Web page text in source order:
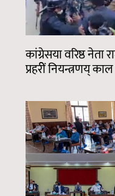
कांग्रेसया वरिष्ठ नेता
प्रहरीें नियन्त्रणय् काल